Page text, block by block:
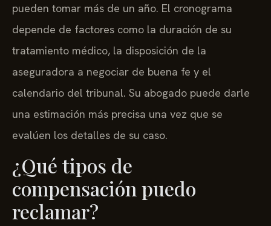
pueden tomar más de un año. El cronograma
depende de factores como la duración de su
tratamiento médico, la disposición de la
aseguradora a negociar de buena fe y el
calendario del tribunal. Su abogado puede darle
una estimación más precisa una vez que se
evalúen los detalles de su caso.
¿Qué tipos de
compensación puedo
reclamar?